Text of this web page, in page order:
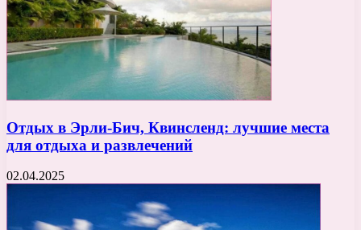
Отдых в Эрли-Бич, Квинсленд: лучшие места
для отдыха и развлечений
02.04.2025